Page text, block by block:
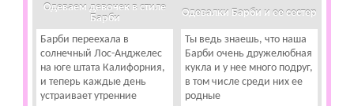
Одеваем девочек в стиле
Барби
Барби переехала в
солнечный Лос-Анджелес
на юге штата Калифорния,
и теперь каждые день
устраивает утренние
Одевалки Барби и ее сестер
Ты ведь знаешь, что наша
Барби очень дружелюбная
кукла и у нее много подруг,
в том числе среди них ее
родные